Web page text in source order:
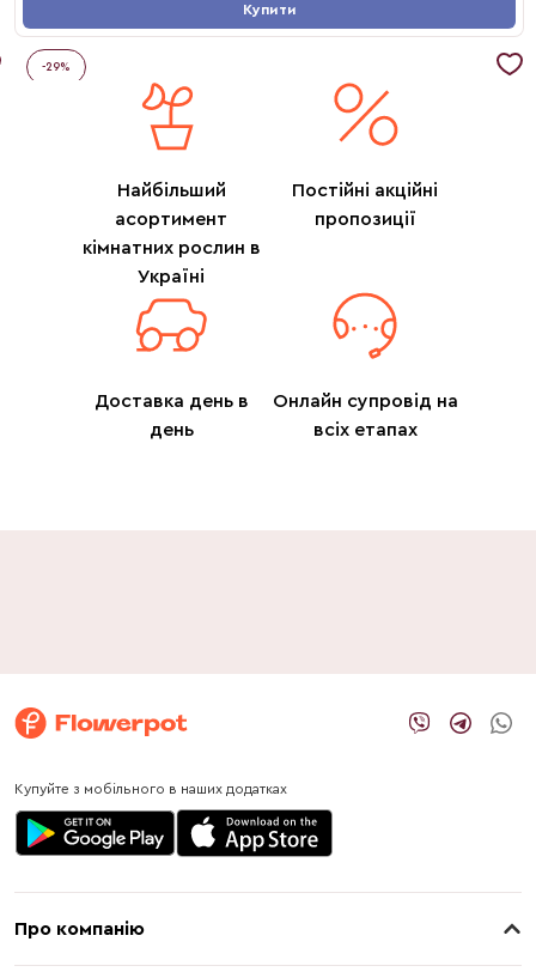
Купити
-29%
Найбільший
асортимент
кімнатних рослин в
Україні
Постійні акційні
пропозиції
Доставка день в
день
Онлайн супровід на
всіх етапах
Купуйте з мобільного в наших додатках
Про компанію